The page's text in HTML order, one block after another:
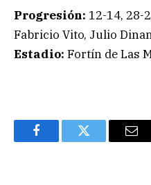
Progresión: 12-14, 28-
Fabricio Vito, Julio
Estadio: Fortín de Las
FacebookTwitter